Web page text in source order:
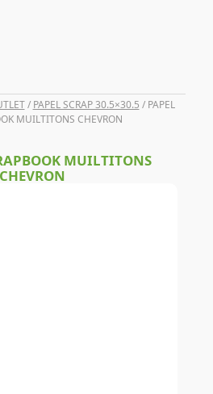
/ PAPEL SCRAP 30.5×30.5 / PAPEL
MUILTITONS CHEVRON
MUILTITONS
CHEVRON